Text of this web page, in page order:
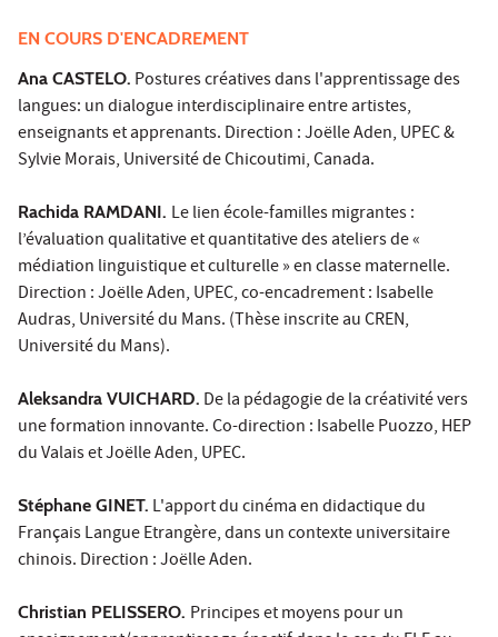
EN COURS D'ENCADREMENT
Ana CASTELO. Postures créatives dans l'apprentissage des
langues: un dialogue interdisciplinaire entre artistes,
enseignants et apprenants. Direction : Joëlle Aden, UPEC &
Sylvie Morais, Université de Chicoutimi, Canada.
Rachida RAMDANI. Le lien école-familles migrantes :
l’évaluation qualitative et quantitative des ateliers de «
médiation linguistique et culturelle » en classe maternelle.
Direction : Joëlle Aden, UPEC, co-encadrement : Isabelle
Audras, Université du Mans. (Thèse inscrite au CREN,
Université du Mans).
Aleksandra VUICHARD. De la pédagogie de la créativité vers
une formation innovante. Co-direction : Isabelle Puozzo, HEP
du Valais et Joëlle Aden, UPEC.
Stéphane GINET. L'apport du cinéma en didactique du
Français Langue Etrangère, dans un contexte universitaire
chinois. Direction : Joëlle Aden.
Christian PELISSERO. Principes et moyens pour un